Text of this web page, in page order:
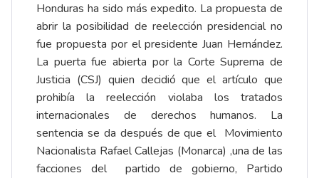
Honduras ha sido más expedito. La propuesta de
abrir la posibilidad de reelección presidencial no
fue propuesta por el presidente Juan Hernández.
La puerta fue abierta por la Corte Suprema de
Justicia (CSJ) quien decidió que el artículo que
prohibía la reelección violaba los tratados
internacionales de derechos humanos. La
sentencia se da después de que el Movimiento
Nacionalista Rafael Callejas (Monarca) ,una de las
facciones del partido de gobierno, Partido